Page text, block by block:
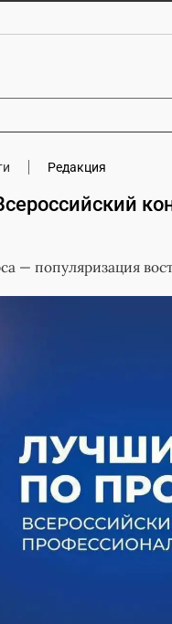
Редакция
— популяризация